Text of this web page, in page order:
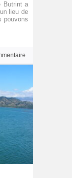
Butrint a
lieu de
pouvons